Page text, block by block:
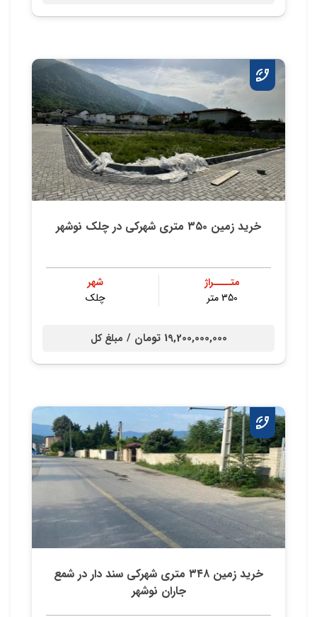
خريد زمين ٣٥٠ متري شهركي در چلك نوشهر
متــــراژ
350 متر
شهر
چلک
19,200,000,000 تومان / مبلغ کل
خريد زمين ٣٤٨ متري شهركي سند دار در شمع
جاران نوشهر